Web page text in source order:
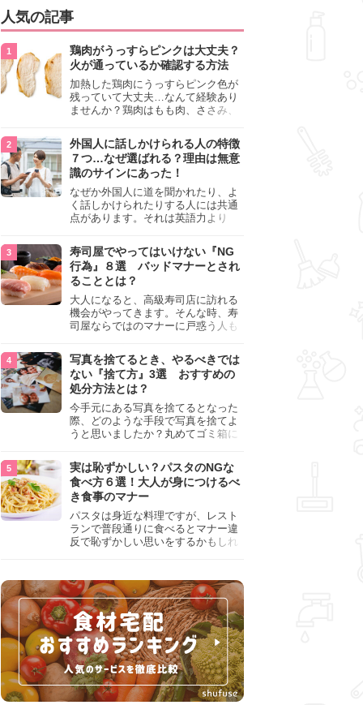
人気の記事
鶏肉がうっすらピンクは大丈夫？
火が通っているか確認する方法
加熱した鶏肉にうっすらピンク色が
残っていて大丈夫…なんて経験あり
ませんか？鶏肉はもも肉、ささみ、
わいが異なり、いろいろと楽しめる
料理ですが、鶏肉は加熱した後でも
うっすらピンク色の部分が大丈夫な
のと気になるときがあります。この
記事では生焼けか火が通っているの
かを確認する方法や、鶏肉を調理す
るときの注意点を紹介しますので、
参考にしてみてくださいね。
外国人に話しかけられる人の特徴
７つ…なぜ選ばれる？理由は無意
識のサインにあった！
なぜか外国人に道を聞かれたり、よ
く話しかけられたりする人には共通
点があります。それは英語力より
けても大丈夫」というサインが関係
しています。よく選ばれる人の特徴
や、英語が苦手でも焦らない対処
法、自分を守るための注意点を詳し
く解説します。
寿司屋でやってはいけない『NG
行為』８選 バッドマナーとされ
ることとは？
大人になると、高級寿司店に訪れる
機会がやってきます。そんな時、寿
司屋ならではのマナーに戸惑う人も
らためて寿司屋でやってはいけない
『NG行為』をチェックしましょう。
写真を捨てるとき、やるべきでは
ない『捨て方』3選 おすすめの
処分方法とは？
今手元にある写真を捨てるとなった
際、どのような手段で写真を捨てよ
うと思いましたか？丸めてゴミ箱に
真は個人情報が詰まっているので、
ただ丸めただけの状態で捨ててしま
うのは危険です。写真にすべきでは
ない捨て方をまとめているので、ぜ
ひチェックしておきましょう。
実は恥ずかしい？パスタのNGな
食べ方６選！大人が身につけるべ
き食事のマナー
パスタは身近な料理ですが、レスト
ランで普段通りに食べるとマナー違
反で恥ずかしい思いをするかもしれ
して、正しい食べ方を確認しましょ
う。大人の嗜みとして知っておきた
い新常識を解説します。